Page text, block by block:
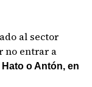
al sector
no entrar a
Hato o Antón, en